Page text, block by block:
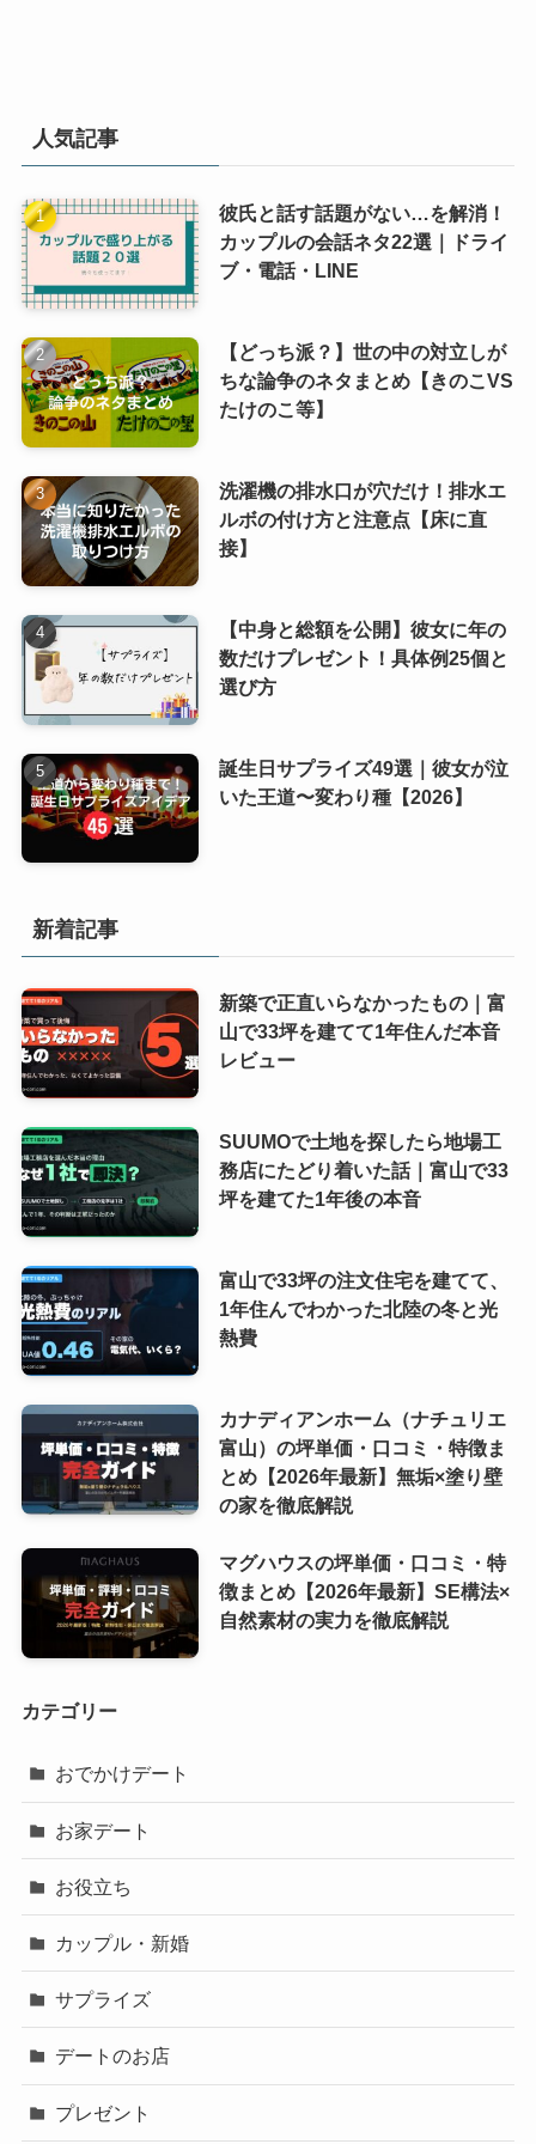
人気記事
彼氏と話す話題がない…を解消！
カップルの会話ネタ22選｜ドライ
ブ・電話・LINE
【どっち派？】世の中の対立しが
ちな論争のネタまとめ【きのこVS
たけのこ等】
洗濯機の排水口が穴だけ！排水エ
ルボの付け方と注意点【床に直
接】
【中身と総額を公開】彼女に年の
数だけプレゼント！具体例25個と
選び方
誕生日サプライズ49選｜彼女が泣
いた王道〜変わり種【2026】
新着記事
新築で正直いらなかったもの｜富
山で33坪を建てて1年住んだ本音
レビュー
SUUMOで土地を探したら地場工
務店にたどり着いた話｜富山で33
坪を建てた1年後の本音
富山で33坪の注文住宅を建てて、
1年住んでわかった北陸の冬と光
熱費
カナディアンホーム（ナチュリエ
富山）の坪単価・口コミ・特徴ま
とめ【2026年最新】無垢×塗り壁
の家を徹底解説
マグハウスの坪単価・口コミ・特
徴まとめ【2026年最新】SE構法×
自然素材の実力を徹底解説
カテゴリー
おでかけデート
お家デート
お役立ち
カップル・新婚
サプライズ
デートのお店
プレゼント